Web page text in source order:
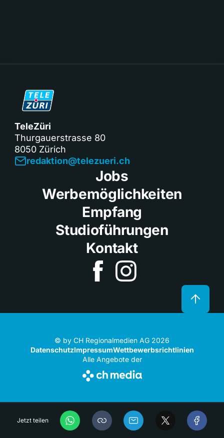
Jetzt teilen
TeleZüri
Thurgauerstrasse 80
8050 Zürich
redaktion@telezueri.ch
Jobs
Werbemöglichkeiten
Empfang
Studioführungen
Kontakt
© by CH Regionalmedien AG 2026
DatenschutzImpressumWettbewerbsrichtlinien
Alle Angebote der